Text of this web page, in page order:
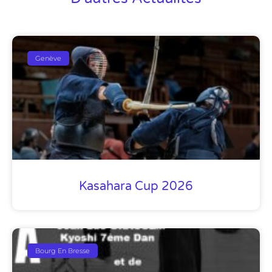
Genève
Kasahara Cup 2026
Bourg En Bresse